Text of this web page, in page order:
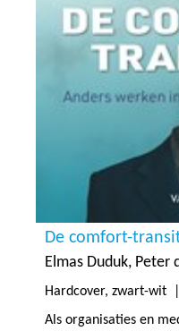
De comfort-
Elmas Duduk Peter
Hardcover, zwart-wit |
Als organisaties en